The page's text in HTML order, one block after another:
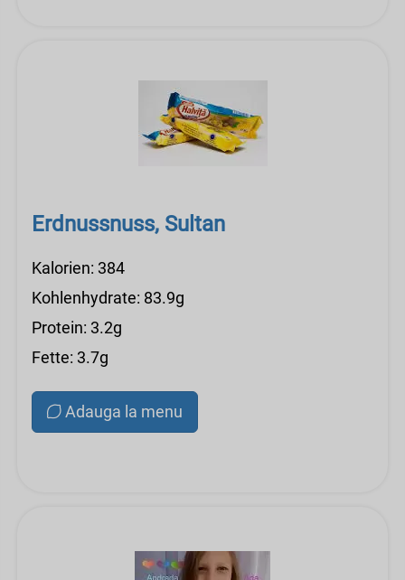
Erdnussnuss, Sultan
Kalorien: 384
Kohlenhydrate: 83.9g
Protein: 3.2g
Fette: 3.7g
Adauga la menu